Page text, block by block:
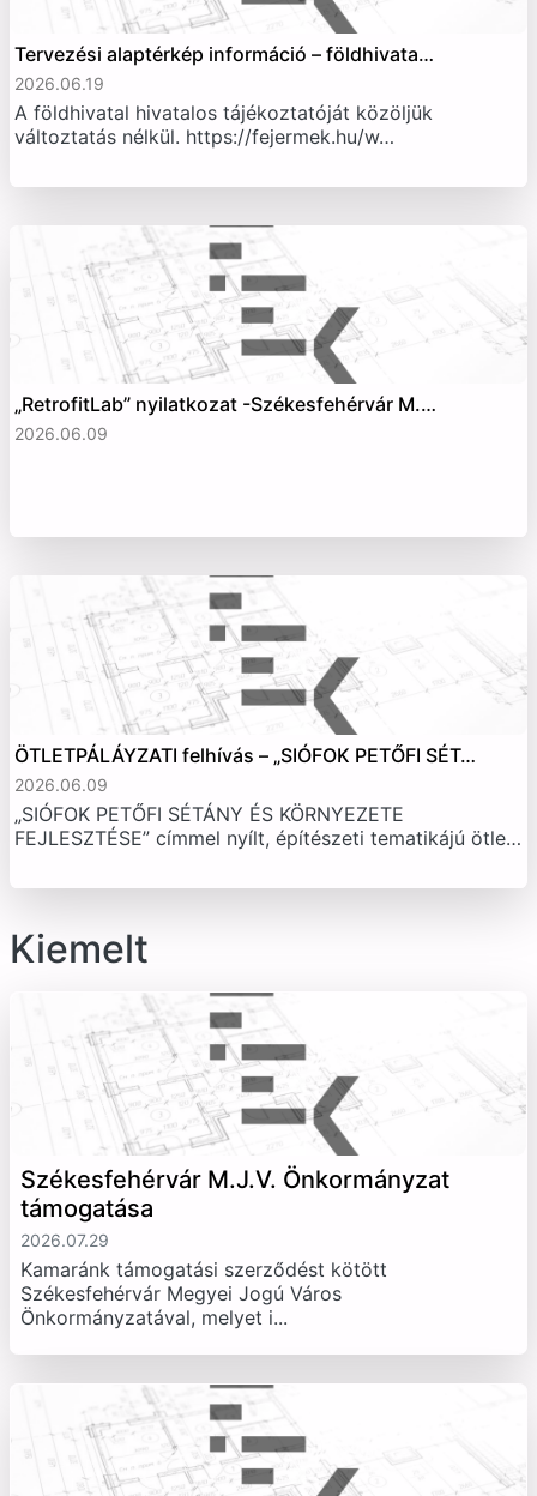
Tervezési alaptérkép információ – földhivata…
2026.06.19
A földhivatal hivatalos tájékoztatóját közöljük
változtatás nélkül. https://fejermek.hu/w…
„RetrofitLab” nyilatkozat -Székesfehérvár M.…
2026.06.09
ÖTLETPÁLÁYZATI felhívás – „SIÓFOK PETŐFI SÉT…
2026.06.09
„SIÓFOK PETŐFI SÉTÁNY ÉS KÖRNYEZETE
FEJLESZTÉSE” címmel nyílt, építészeti tematikájú ötle…
Kiemelt
Székesfehérvár M.J.V. Önkormányzat
támogatása
2026.07.29
Kamaránk támogatási szerződést kötött
Székesfehérvár Megyei Jogú Város
Önkormányzatával, melyet i...